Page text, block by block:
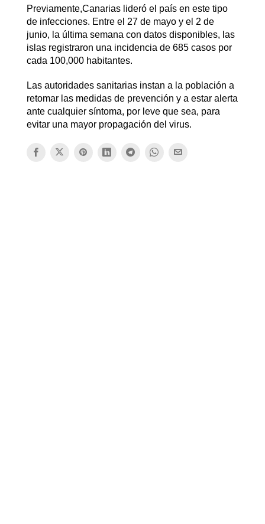
Previamente,Canarias lideró el país en este tipo
de infecciones. Entre el 27 de mayo y el 2 de
junio, la última semana con datos disponibles, las
islas registraron una incidencia de 685 casos por
cada 100,000 habitantes.
Las autoridades sanitarias instan a la población a
retomar las medidas de prevención y a estar alerta
ante cualquier síntoma, por leve que sea, para
evitar una mayor propagación del virus.